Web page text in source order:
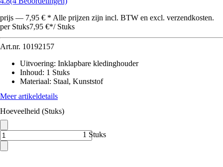
prijs — 7,95 € * Alle prijzen zijn incl. BTW en excl. verzendkosten.
per Stuks7,95 €*/ Stuks
Art.nr. 10192157
Uitvoering: Inklapbare kledinghouder
Inhoud: 1 Stuks
Materiaal: Staal, Kunststof
Meer artikeldetails
Hoeveelheid (Stuks)
1 Stuks